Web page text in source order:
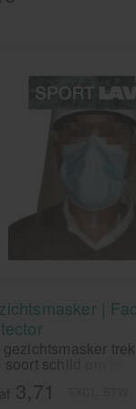
|
gezichtsmasker
soort schild om het
de gebruiker
blootstelling aan
3,71